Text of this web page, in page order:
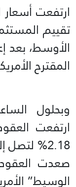
ارتفعت
تقييم
الأوسط، بعد
المقترح
ارتفعت
صعدت